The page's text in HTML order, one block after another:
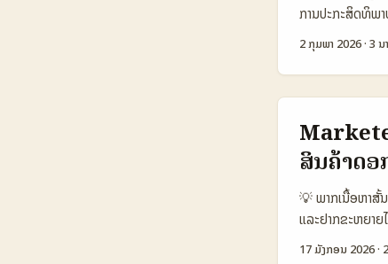
ເຊື່ອຖື. ...
ການປະກະສິດທິພ
ຖາມຫຼາຍ: ຈະຄົ້ນ
engagement
Sora ທີ່ຈະໃຫ້ຜູ້ໃ
ແກ່ນແບບມິນຄົນ)
ນີ້ຈະເປັນການນໍາທ
ຄົບຖ້ວນ. 📊 ຕາ
(Ireland)
📈 Avg
€190 🛠️
tags, Reels
lifestyle,
2 ກຸມພາ 2026·3 ນ
ສິນຄ້າດ
💡 ພາກເນື້ອຫາສັ້
ແລະຢາກຂະຫຍາ
ສົມ: Zalo ແມ່ນແ
17 ມັງກອນ 2026·